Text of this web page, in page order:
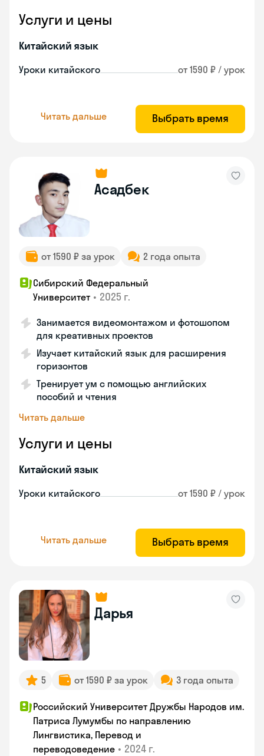
Услуги и цены
Китайский язык
Уроки китайского от 1590 ₽ / урок
Читать дальше Выбрать время
Асадбек
от 1590 ₽ за урок 2 года опыта
Сибирский Федеральный
Университет • 2025 г.
Занимается видеомонтажом и фотошопом
для креативных проектов
Изучает китайский язык для расширения
горизонтов
Тренирует ум с помощью английских
пособий и чтения
Читать дальше
Услуги и цены
Китайский язык
Уроки китайского от 1590 ₽ / урок
Читать дальше Выбрать время
Дарья
5 от 1590 ₽ за урок 3 года опыта
Российский Университет Дружбы Народов им.
Патриса Лумумбы по направлению
Лингвистика, Перевод и
переводоведение • 2024 г.